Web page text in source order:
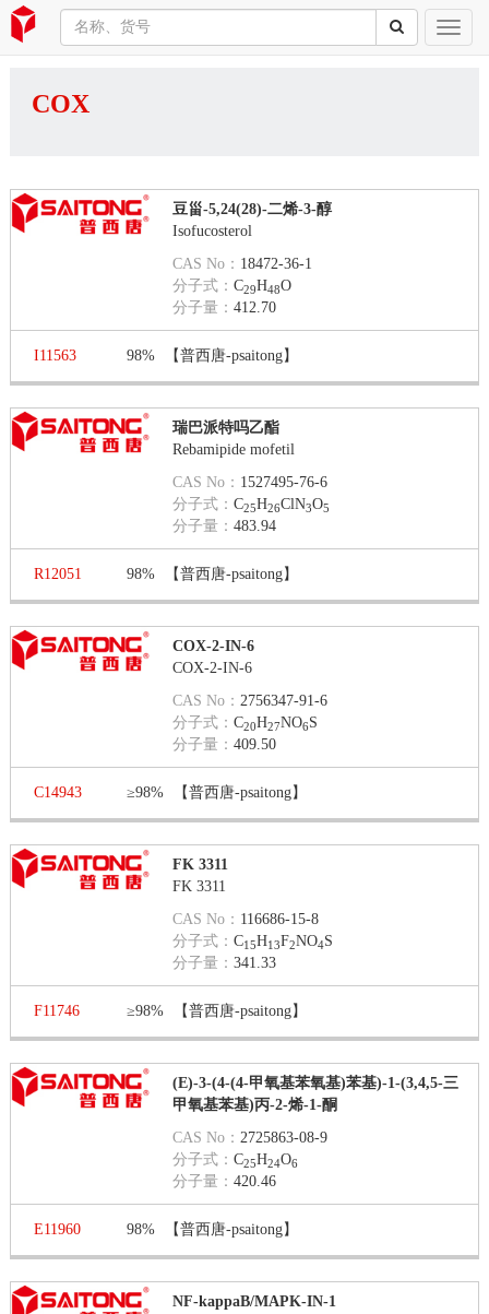
COX
豆甾-5,24(28)-二烯-3-醇
Isofucosterol
CAS No： 18472-36-1
分子式：C29H48O
分子量：412.70
I11563 98% 【普西唐-psaitong】
瑞巴派特吗乙酯
Rebamipide mofetil
CAS No： 1527495-76-6
分子式：C25H26ClN3O5
分子量：483.94
R12051 98% 【普西唐-psaitong】
COX-2-IN-6
COX-2-IN-6
CAS No：2756347-91-6
分子式：C20H27NO6S
分子量：409.50
C14943 ≥98% 【普西唐-psaitong】
FK 3311
FK 3311
CAS No： 116686-15-8
分子式：C15H13F2NO4S
分子量：341.33
F11746 ≥98% 【普西唐-psaitong】
(E)-3-(4-(4-甲氧基苯氧基)苯基)-1-(3,4,5-三
甲氧基苯基)丙-2-烯-1-酮
CAS No：2725863-08-9
分子式：C25H24O6
分子量：420.46
E11960 98% 【普西唐-psaitong】
NF-kappaB/MAPK-IN-1